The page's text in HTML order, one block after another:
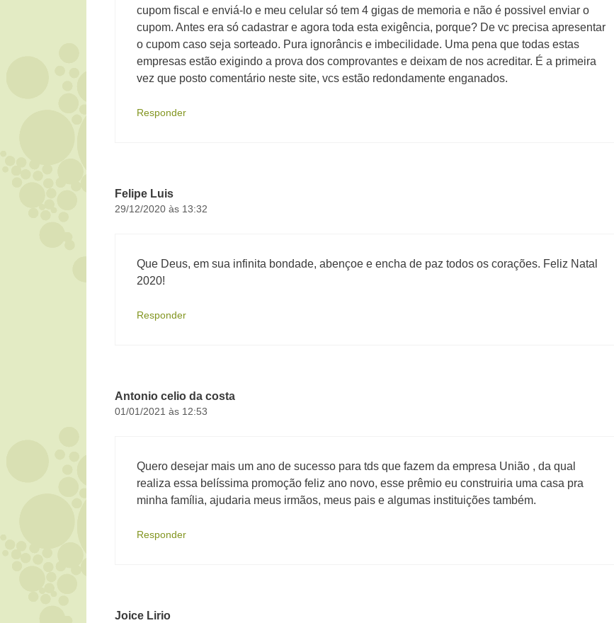
cupom fiscal e enviá-lo e meu celular só tem 4 gigas de memoria e não é possivel enviar o
cupom. Antes era só cadastrar e agora toda esta exigência, porque? De vc precisa apresentar
o cupom caso seja sorteado. Pura ignorâncis e imbecilidade. Uma pena que todas estas
empresas estão exigindo a prova dos comprovantes e deixam de nos acreditar. É a primeira
vez que posto comentário neste site, vcs estão redondamente enganados.
Responder
Felipe Luis
29/12/2020 às 13:32
Que Deus, em sua infinita bondade, abençoe e encha de paz todos os corações. Feliz Natal
2020!
Responder
Antonio celio da costa
01/01/2021 às 12:53
Quero desejar mais um ano de sucesso para tds que fazem da empresa União , da qual
realiza essa belíssima promoção feliz ano novo, esse prêmio eu construiria uma casa pra
minha família, ajudaria meus irmãos, meus pais e algumas instituições também.
Responder
Joice Lirio